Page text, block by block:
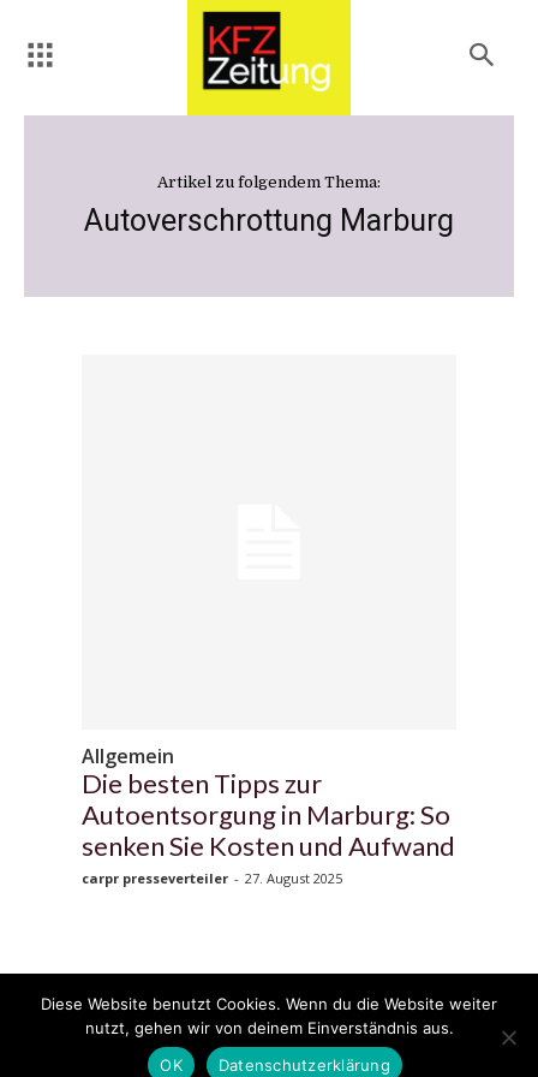
Artikel zu folgendem Thema:
Autoverschrottung Marburg
Allgemein
Die besten Tipps zur
Autoentsorgung in Marburg: So
senken Sie Kosten und Aufwand
carpr presseverteiler - 27. August 2025
© 2020 - 2025 Copyright - KFZzeitung.com
Datenschutzerklärung FAQ Kontakt Impressum
Diese Website benutzt Cookies. Wenn du die Website weiter
nutzt, gehen wir von deinem Einverständnis aus.
OK
Datenschutzerklärung